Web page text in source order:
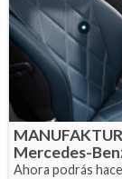
Mercedes-
Ahora podrás